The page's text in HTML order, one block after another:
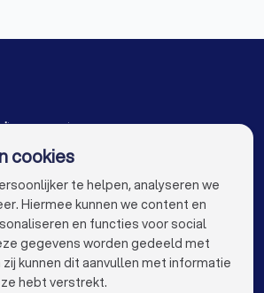
in Lisse
in Amsterdam
in Rotterdam
in Den Haag
in Utrecht
voor jou
keyboard_arrow_down
cookies
te helpen, analyseren we
Hiermee kunnen we content en
en functies voor social
gegevens worden gedeeld met
kunnen dit aanvullen met informatie
hebt verstrekt.